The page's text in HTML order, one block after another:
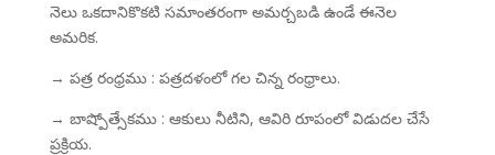
నెలు ఒకదానికొకటి సమాంతరంగా అమర్చబడి ఉండే ఈనెల
అమరిక.
→ పత్ర రంధ్రము : పత్రదళంలో గల చిన్న రంధ్రాలు.
→ బాష్పోత్సేకము : ఆకులు నీటిని, ఆవిరి రూపంలో విడుదల చేసే
ప్రక్రియ.